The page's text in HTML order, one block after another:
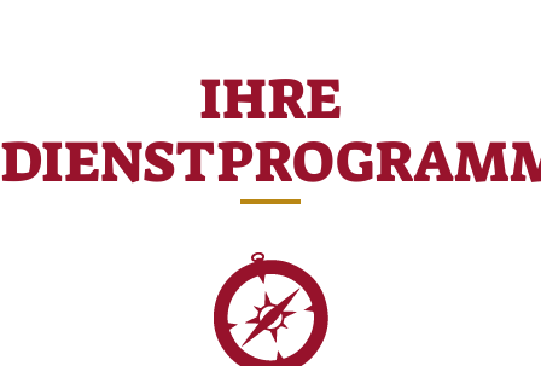
IHRE